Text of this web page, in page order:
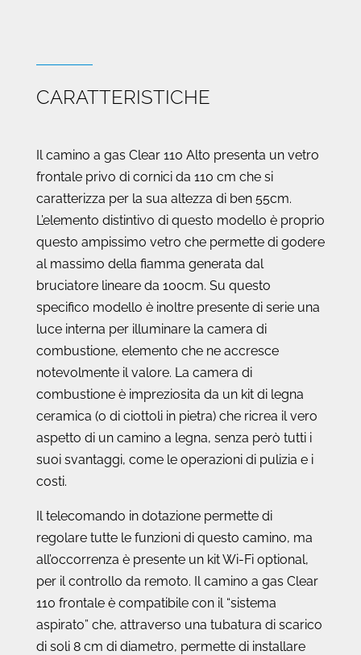
CARATTERISTICHE
Il camino a gas Clear 110 Alto presenta un vetro
frontale privo di cornici da 110 cm che si
caratterizza per la sua altezza di ben 55cm.
L’elemento distintivo di questo modello è proprio
questo ampissimo vetro che permette di godere
al massimo della fiamma generata dal
bruciatore lineare da 100cm. Su questo
specifico modello è inoltre presente di serie una
luce interna per illuminare la camera di
combustione, elemento che ne accresce
notevolmente il valore. La camera di
combustione è impreziosita da un kit di legna
ceramica (o di ciottoli in pietra) che ricrea il vero
aspetto di un camino a legna, senza però tutti i
suoi svantaggi, come le operazioni di pulizia e i
costi.
Il telecomando in dotazione permette di
regolare tutte le funzioni di questo camino, ma
all’occorrenza è presente un kit Wi-Fi optional,
per il controllo da remoto. Il camino a gas Clear
110 frontale è compatibile con il “sistema
aspirato” che, attraverso una tubatura di scarico
di soli 8 cm di diametro, permette di installare